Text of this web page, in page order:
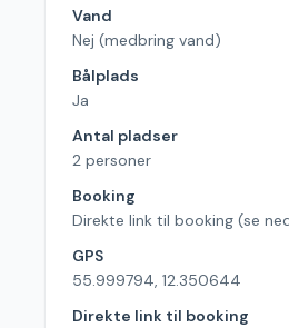
Vand
Nej (medbring vand)
Bålplads
Ja
Antal pladser
2 personer
Booking
Direkte link til booking (se
GPS
55.999794, 12.350644
Direkte link til booking